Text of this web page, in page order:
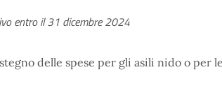
entro il 31 dicembre 2024
delle spese per gli asili nido o